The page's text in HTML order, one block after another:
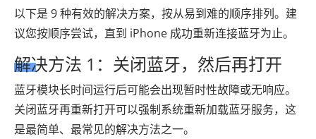
以下是 9 种有效的解决方案，按从易到难的顺序排列。建
议您按顺序尝试，直到 iPhone 成功重新连接蓝牙为止。
解决方法 1：关闭蓝牙，然后再打开
蓝牙模块长时间运行后可能会出现暂时性故障或无响应。
关闭蓝牙再重新打开可以强制系统重新加载蓝牙服务，这
是最简单、最常见的解决方法之一。